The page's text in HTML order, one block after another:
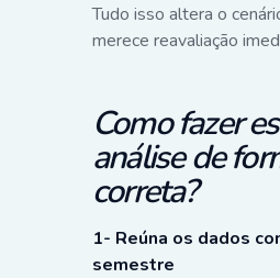
Tudo isso altera o
merece reavaliação
Como fazer
análise de
correta?
1- Reúna os dados
semestre